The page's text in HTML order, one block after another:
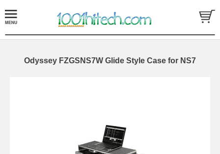
Odyssey FZGSNS7W Glide Style Case for NS7